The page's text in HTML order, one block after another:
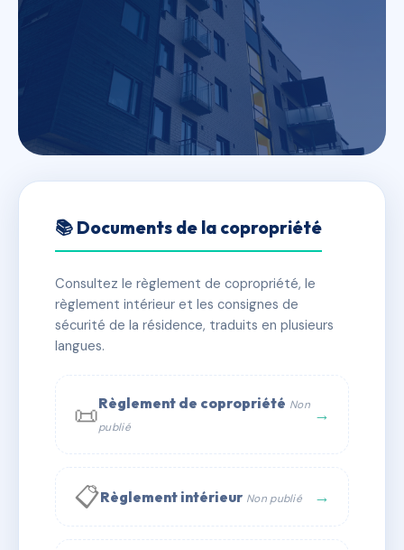
SDC 14 RUE DE L'ÉGLISE À
SAINT-CLOUD
📍 14 r de l'eglise 92210 Saint-Cloud
✓ Immatriculée 🏠 28 lots 🏗 3 bâtiment(s)
📞 Contacter Syndic Digital 💬 WhatsApp
✉ Email
📚 Documents de la copropriété
Consultez le règlement de copropriété, le
règlement intérieur et les consignes de
sécurité de la résidence, traduits en plusieurs
langues.
📜Règlement de copropriété Non
publié
→
📋Règlement intérieur Non publié →